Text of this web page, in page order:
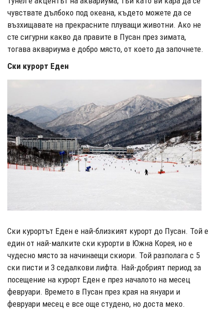
чувствате дълбоко под океана, където можете да се
възхищавате на прекрасните плуващи животни. Ако не
сте сигурни какво да правите в Пусан през зимата,
тогава аквариума е добро място, от което да започнете.
Ски курорт Еден
Ски курортът Еден е най-близкият курорт до Пусан. Той е
един от най-малките ски курорти в Южна Корея, но е
чудесно място за начинаещи скиори. Той разполага с 5
ски писти и 3 седалкови лифта. Най-добрият период за
посещение на курорт Еден е през началото на месец
февруари. Времето в Пусан през края на януари и
февруари месец е все още студено, но доста меко.